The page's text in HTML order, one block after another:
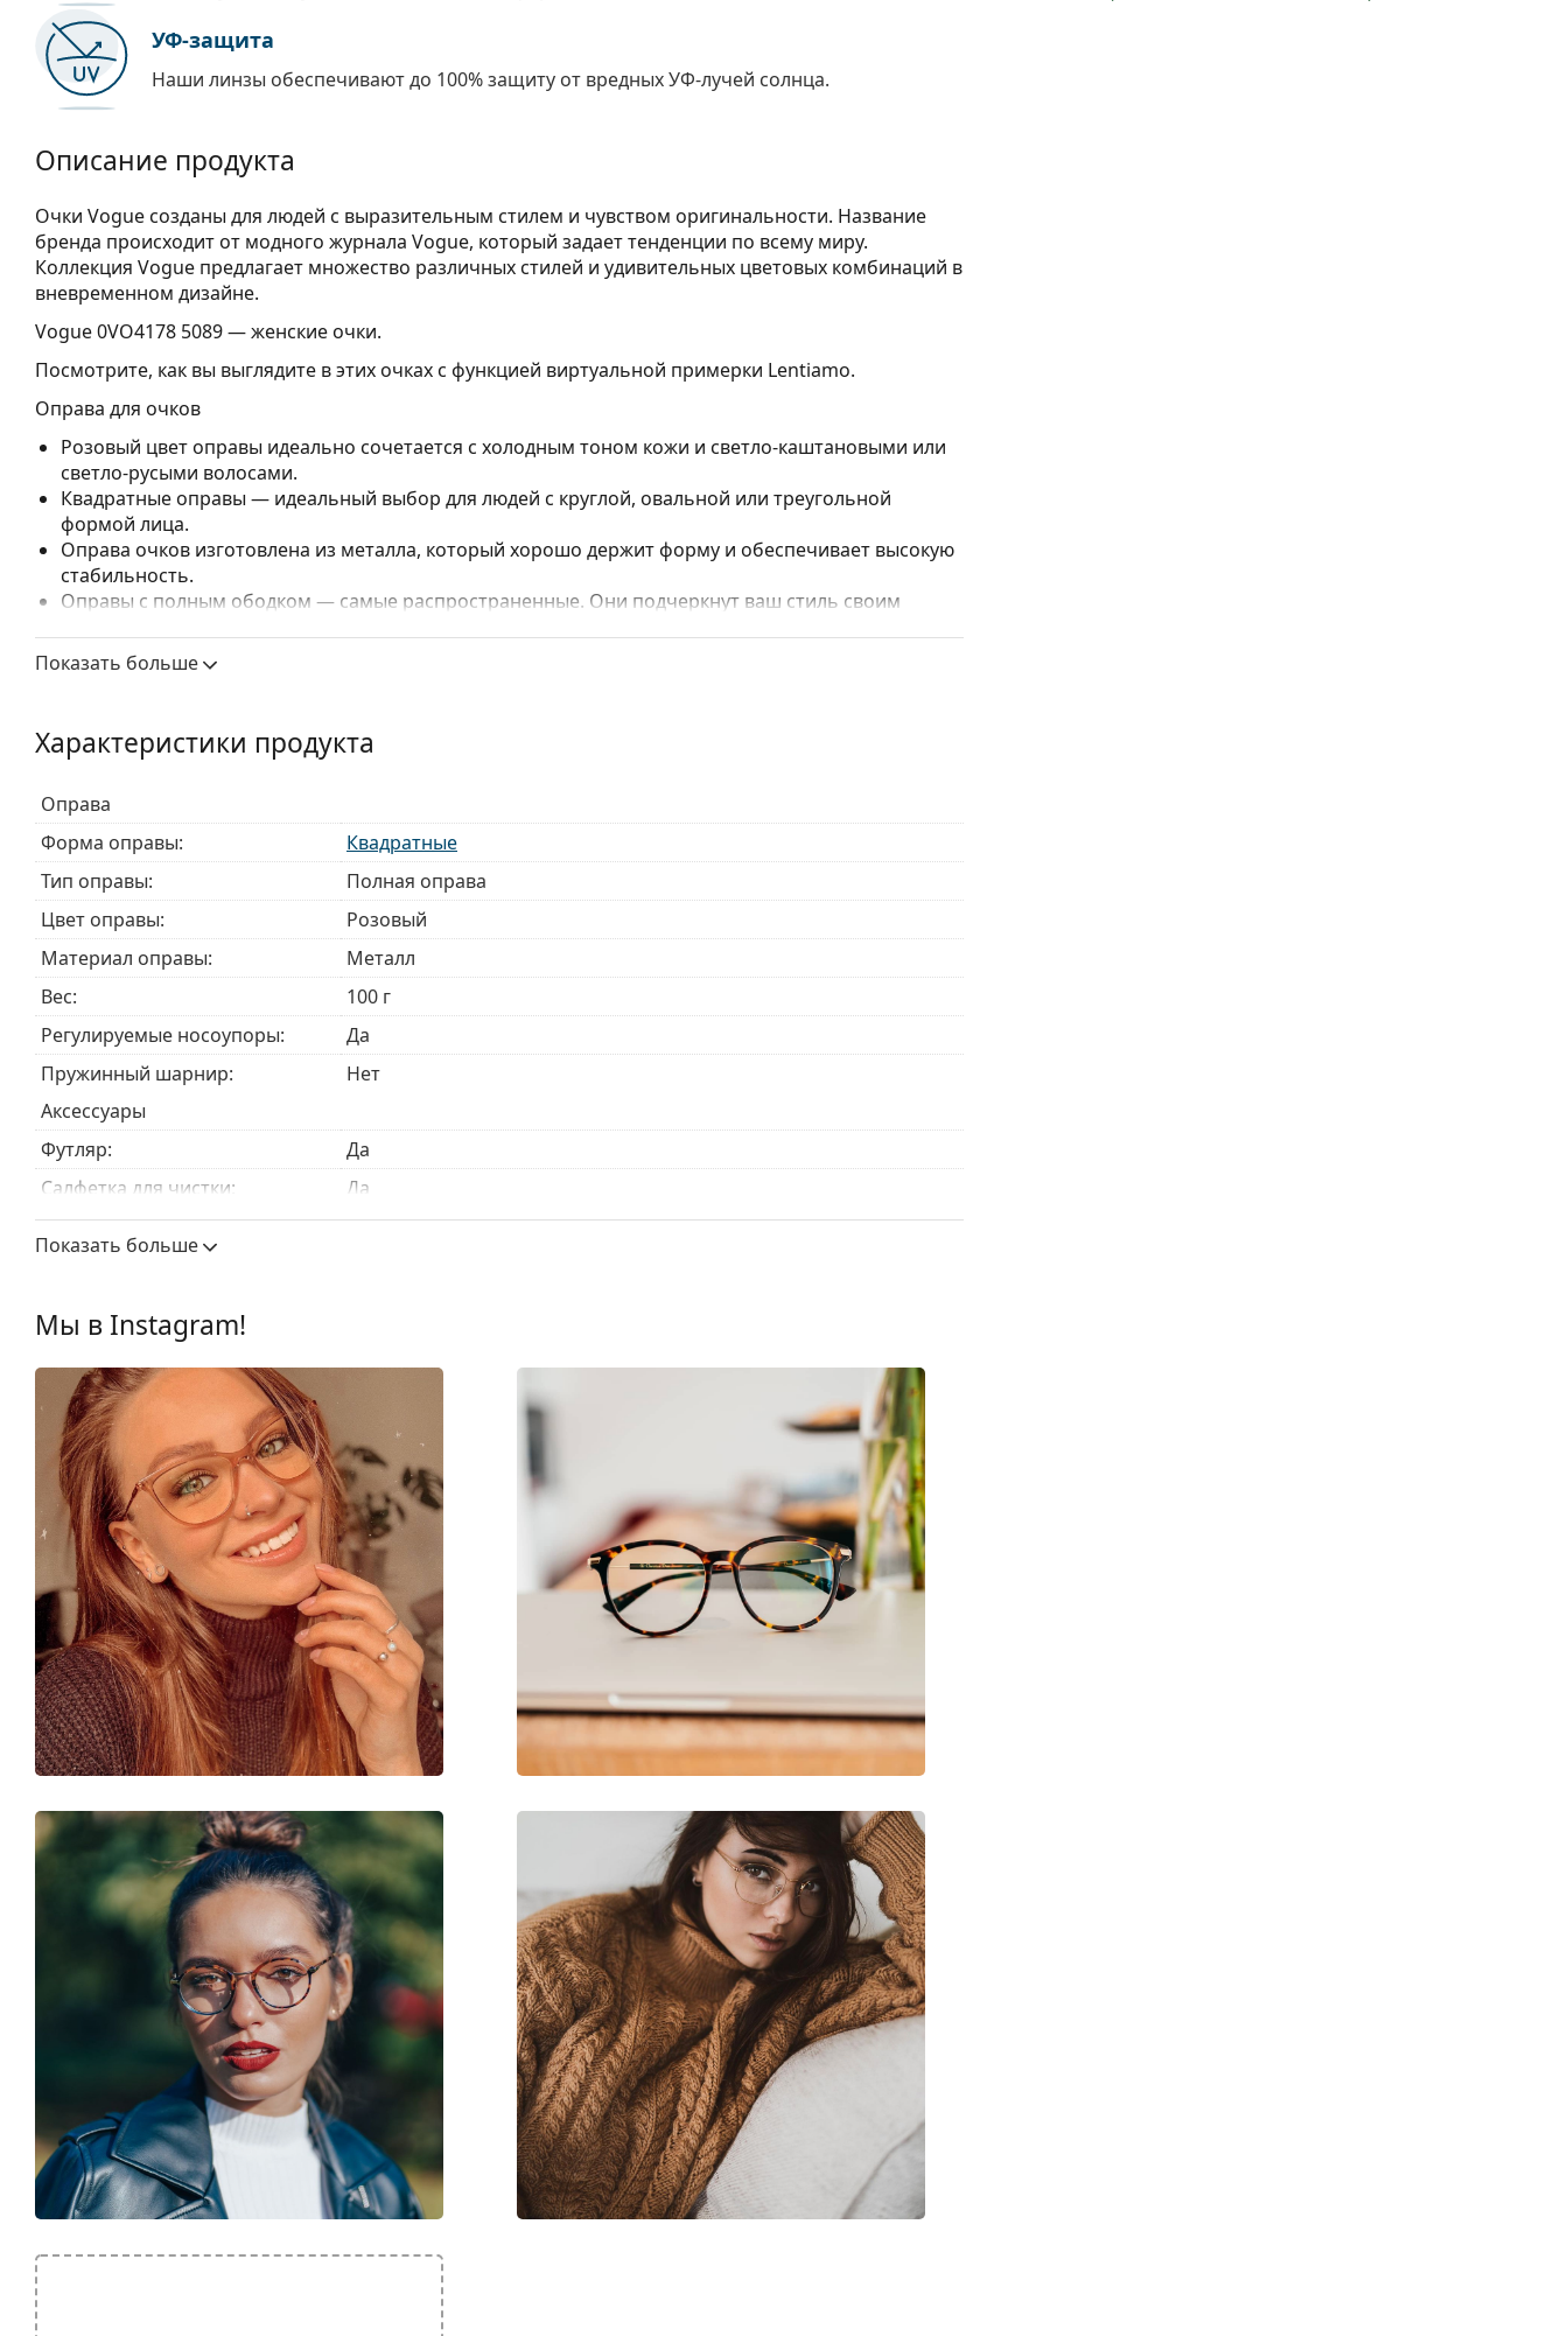
УФ-защита
Наши линзы обеспечивают до 100% защиту от вредных УФ-лучей солнца.
Описание продукта
Очки Vogue созданы для людей с выразительным стилем и чувством оригинальности. Название
бренда происходит от модного журнала Vogue, который задает тенденции по всему миру.
Коллекция Vogue предлагает множество различных стилей и удивительных цветовых комбинаций в
вневременном дизайне.
Vogue 0VO4178 5089— женские очки.
Посмотрите, как вы выглядите в этих очках с функцией виртуальной примерки Lentiamo.
Оправа для очков
Розовый цвет оправы идеально сочетается с холодным тоном кожи и светло-каштановыми или
светло-русыми волосами.
Квадратные оправы — идеальный выбор для людей с круглой, овальной или треугольной
формой лица.
Оправа очков изготовлена из металла, который хорошо держит форму и обеспечивает высокую
стабильность.
Оправы с полным ободком — самые распространенные. Они подчеркнут ваш стиль своим
повреждений. Этот тип оправы подходит для всех линз, включая более толстые с более
высокими оптическими характеристиками.
чтобы предотвратить повреждение или поломку.
Аксессуары
Мы доставляем очки в оригинальном футляре. Цвет и дизайн футляра могут отличаться.
Прилагаемая салфетка идеально подходит для чистки и ухода за очками. Некоторые модели
могут поставляться с тканевым мешочком вместо салфетки.
Изучите полный ассортимент
очков, чтобы найти больше стилей, или ознакомьтесь с нашим
руководством по очкам, если вам нужна помощь в выборе.
Это медицинское изделие. Перед использованием прочтите инструкцию.
Показать больше
Характеристики продукта
Оправа
Форма оправы:
Квадратные
Тип оправы:
Полная оправа
Цвет оправы:
Розовый
Материал оправы:
Металл
Вес:
100 г
Регулируемые носоупоры:
Да
Пружинный шарнир:
Нет
Аксессуары
Футляр:
Да
Салфетка для чистки:
Да
Другое
Бренд:
Показать больше
Мы в Instagram!